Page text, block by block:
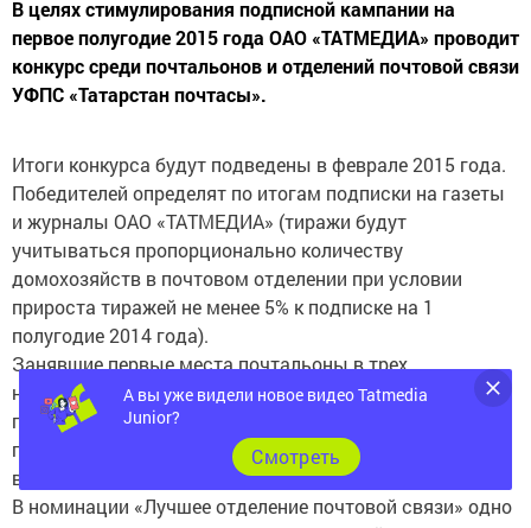
В целях стимулирования подписной кампании на
первое полугодие 2015 года ОАО «ТАТМЕДИА» проводит
конкурс среди почтальонов и отделений почтовой связи
УФПС «Татарстан почтасы».
Итоги конкурса будут подведены в феврале 2015 года.
Победителей определят по итогам подписки на газеты
и журналы ОАО «ТАТМЕДИА» (тиражи будут
учитываться пропорционально количеству
домохозяйств в почтовом отделении при условии
прироста тиражей не менее 5% к подписке на 1
полугодие 2014 года).
Занявшие первые места почтальоны в трех
номинациях («Лучший городской почтальон», «Лучший
почтальон малых городов», «Лучший сельский
почтальон»), будут награждены денежными премиями
в сумме 34483 рубля (в т.ч. НДФЛ 4483 руб).
В номинации «Лучшее отделение почтовой связи» одно
А вы уже видели новое видео Tatmedia
Junior?
Cмотреть